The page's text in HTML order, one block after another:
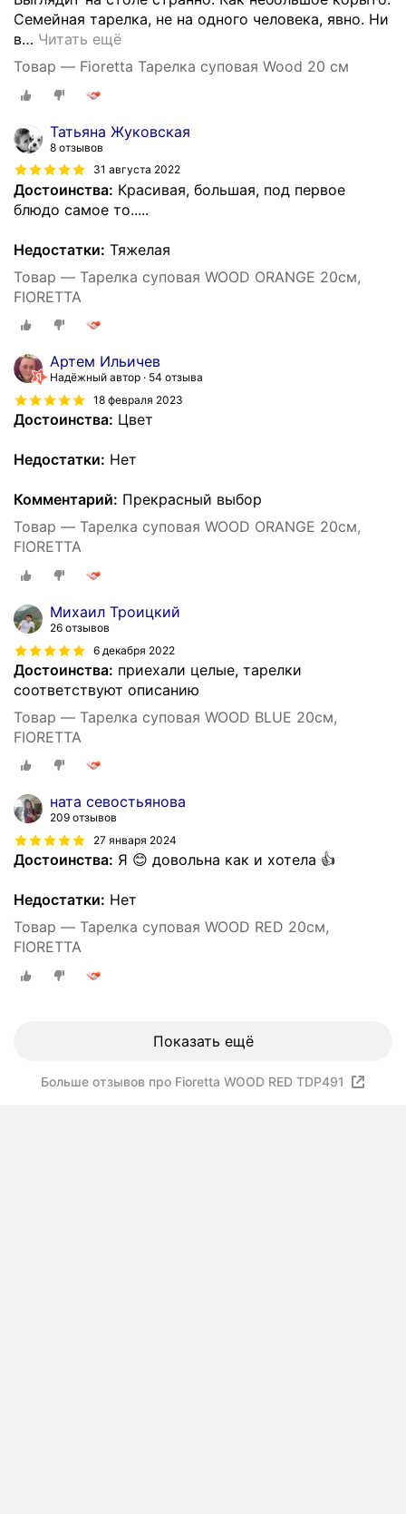
Семейная тарелка, не на одного человека, явно. Ни
в… Читать ещё
Товар — Fioretta Тарелка суповая Wood 20 см
Татьяна Жуковская
8 отзывов
31 августа 2022
Достоинства: Красивая, большая, под первое
блюдо самое то.....
Недостатки: Тяжелая
Товар — Тарелка суповая WOOD ORANGE 20см,
FIORETTA
Артем Ильичев
Надёжный автор
54 отзыва
18 февраля 2023
Достоинства: Цвет
Недостатки: Нет
Комментарий: Прекрасный выбор
Товар — Тарелка суповая WOOD ORANGE 20см,
FIORETTA
Михаил Троицкий
26 отзывов
6 декабря 2022
Достоинства: приехали целые, тарелки
соответствуют описанию
Товар — Тарелка суповая WOOD BLUE 20см,
FIORETTA
ната севостьянова
209 отзывов
27 января 2024
Достоинства: Я 😊 довольна как и хотела 👍
Недостатки: Нет
Товар — Тарелка суповая WOOD RED 20см,
FIORETTA
Показать ещё
Больше отзывов про Fioretta WOOD RED TDP491